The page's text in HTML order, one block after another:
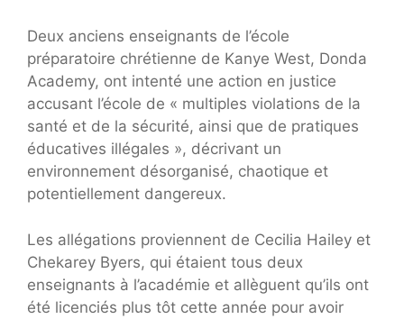
Deux anciens enseignants de l’école
préparatoire chrétienne de Kanye West, Donda
Academy, ont intenté une action en justice
accusant l’école de « multiples violations de la
santé et de la sécurité, ainsi que de pratiques
éducatives illégales », décrivant un
environnement désorganisé, chaotique et
potentiellement dangereux.
Les allégations proviennent de Cecilia Hailey et
Chekarey Byers, qui étaient tous deux
enseignants à l’académie et allèguent qu’ils ont
été licenciés plus tôt cette année pour avoir